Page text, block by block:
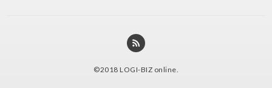
©2018 LOGI-BIZ online